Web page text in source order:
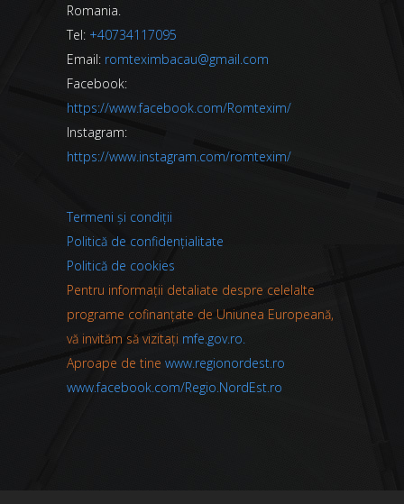
Romania.
Tel: +40734117095
Email: romteximbacau@gmail.com
Facebook:
https://www.facebook.com/Romtexim/
Instagram:
https://www.instagram.com/romtexim/
Termeni și condiții
Politică de confidențialitate
Politică de cookies
Pentru informații detaliate despre celelalte
programe cofinanțate de Uniunea Europeană,
vă invităm să vizitați mfe.gov.ro.
Aproape de tine www.regionordest.ro
www.facebook.com/Regio.NordEst.ro